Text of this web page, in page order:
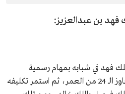
فهد بن عبدالعزيز:
فهد في شبابه بمهام رسمية
مبكرة، كان أولها وهو لم يتجاوز الـ 24 من العمر، ثم استمر تكليفه